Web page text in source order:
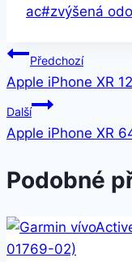
ac#zvýšená
Navigace
pro
příspěvek
Předchozí
Apple iPhone XR
Další
Apple iPhone XR
Podobné